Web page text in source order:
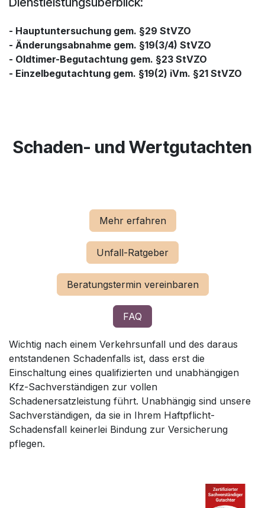
- Hauptuntersuchung gem. §29 StVZO
- Änderungsabnahme gem. §19(3/4) StVZO
- Oldtimer-Begutachtung gem. §23 StVZO
- Einzelbegutachtung gem. §19(2) iVm. §21 StVZO
Schaden- und Wertgutachten
Mehr erfahren
​Unfall-Ratgeber​
Beratungstermin vereinbaren
FAQ
Wichtig nach einem Verkehrsunfall und des daraus
entstandenen Schadenfalls ist, dass erst die
Einschaltung eines qualifizierten und unabhängigen
Kfz-Sachverständigen zur vollen
Schadenersatzleistung führt. Unabhängig sind unsere
Sachverständigen, da sie in Ihrem Haftpflicht-
Schadensfall keinerlei Bindung zur Versicherung
pflegen.